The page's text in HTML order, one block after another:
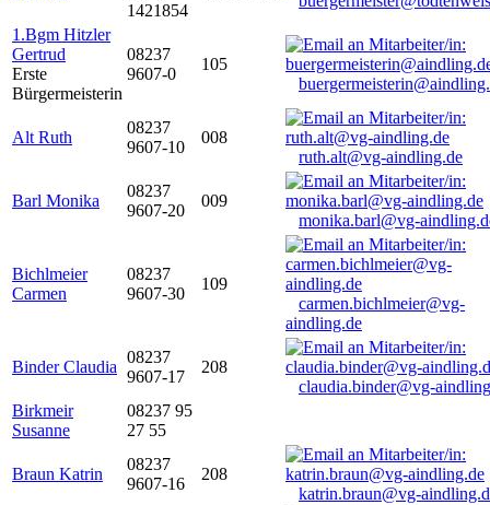
1421854
1.Bgm Hitzler
Gertrud
Erste
Bürgermeisterin
08237
9607-0
105
Alt Ruth
08237
9607-10
008
ruth.alt@vg-aindling.de
Barl Monika
08237
9607-20
009
monika.barl@vg-
Bichlmeier
Carmen
08237
9607-30
109
carmen.bichlmeier@vg-
aindling.de
Binder Claudia
08237
9607-17
208
claudia.binder@vg-
Birkmeir
Susanne
08237 95
27 55
Braun Katrin
08237
9607-16
208
katrin.braun@vg-